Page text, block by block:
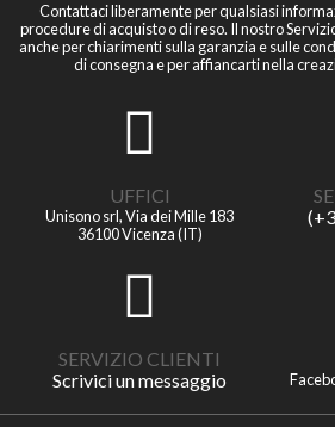
Contattaci liberamente per qualsiasi
procedure di acquisto o di reso. Il nostro
anche per chiarimenti sulla garanzia e sulle
di consegna e per affiancarti nella
UFFICI
Unisono srl, Via dei Mille 183
36100 Vicenza (IT)
SERVIZIO CLIENTI
Scrivici un messaggio